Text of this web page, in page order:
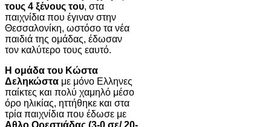
τους 4 ξένους του, στα
παιχνίδια που έγιναν στην
Θεσσαλονίκη, ωστόσο τα νέα
παιδιά της ομάδας, έδωσαν
τον καλύτερο τους εαυτό.
Η ομάδα του Κώστα
Δεληκώστα με μόνο Ελληνες
παίκτες και πολύ χαμηλό μέσο
όρο ηλικίας, ηττήθηκε και στα
τρία παιχνίδια που έδωσε με
Αθλο Ορεστιάδας (3-0 σε/ 20-